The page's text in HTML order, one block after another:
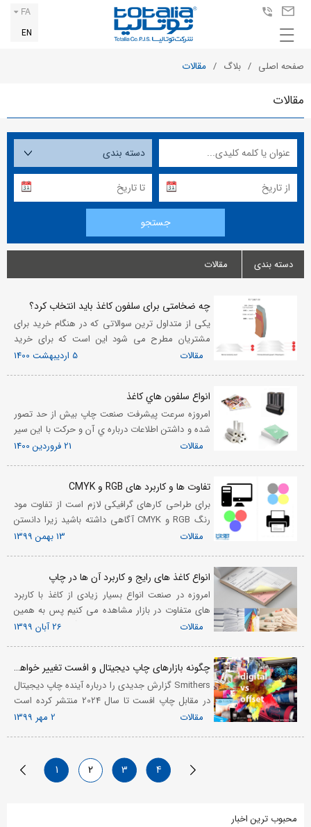
FA
EN
صفحه اصلی بلاگ مقالات
مقالات
دسته بندی مقالات
چه ضخامتی برای سلفون کاغذ باید انتخاب کرد؟
یکی از متداول ترین سوالاتی که در هنگام خرید برای
مشتریان مطرح می شود این است که برای خرید
سلفون کاغذ چه ضخامتی از سلفون را باید انتخاب کرد.
مقالات 5 اردیبهشت 1400
انواع سلفون هاي کاغذ
امروزه سرعت پيشرفت صنعت چاپ بيش از حد تصور
شده و داشتن اطلاعات درباره ي آن و حرکت با اين سير
به منظور پيشرفت در این زمینه ضروری است و باید با
مقالات 21 فروردین 1400
تفاوت ها و کاربرد های RGB و CMYK
برای طراحی کارهای گرافیکی لازم است از تفاوت مود
رنگ RGB و CMYK آگاهی داشته باشید زیرا دانستن
این تفاوت به بهینه سازی پروسه طراحی و انتخاب رنگ
مقالات 13 بهمن 1399
انواع کاغذ های رایج و کاربرد آن ها در چاپ
امروزه در صنعت انواع بسیار زیادی از کاغذ با کاربرد
های متفاوت در بازار مشاهده می کنیم پس به همین
دلیل شناخت انواع کاغذ وکاربرد های آن باعث بالا رفتن
مقالات 26 آبان 1399
چگونه بازارهای چاپ دیجیتال و افست تغییر خواهند کرد؟
Smithers گزارش جدیدی را درباره آینده چاپ دیجیتال
در مقابل چاپ افست تا سال 2024 منتشر کرده است
که بینشی منحصر به فرد درباره چاپ انبوه دیجیتال و
مقالات 2 مهر 1399
1 2 3 4
محبوب ترین اخبار